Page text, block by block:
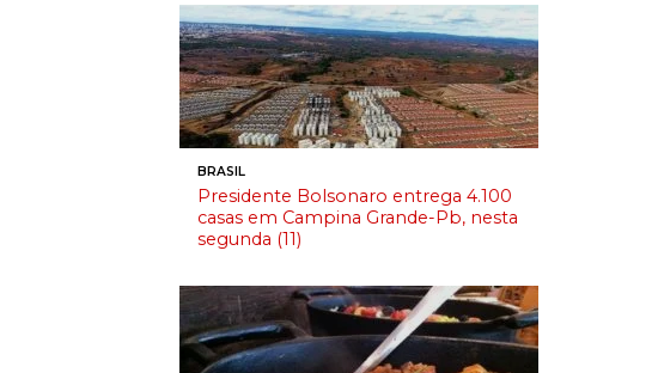
BRASIL
Presidente Bolsonaro entrega 4.100
casas em Campina Grande-Pb, nesta
segunda (11)